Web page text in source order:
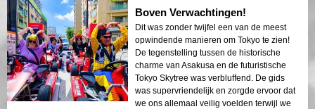
Boven Verwachtingen!
Dit was zonder twijfel een van de meest
opwindende manieren om Tokyo te zien!
De tegenstelling tussen de historische
charme van Asakusa en de futuristische
Tokyo Skytree was verbluffend. De gids
was supervriendelijk en zorgde ervoor dat
we ons allemaal veilig voelden terwijl we